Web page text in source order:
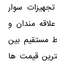
سوار
مندان و
مستقیم بین
قیمت ها